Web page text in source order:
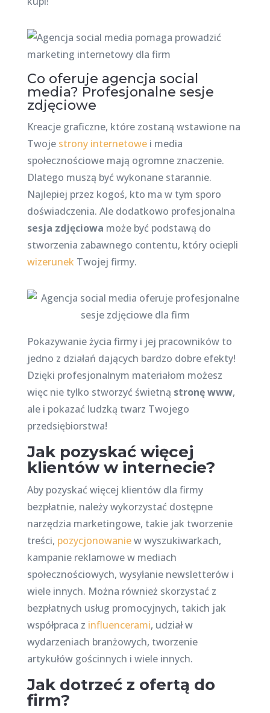
Co oferuje agencja social
media? Profesjonalne sesje
zdjęciowe
Kreacje graficzne, które zostaną wstawione na
Twoje strony internetowei media
społecznościowe mają ogromne znaczenie.
Dlatego muszą być wykonane starannie.
Najlepiej przez kogoś, kto ma w tym sporo
doświadczenia. Ale dodatkowo profesjonalna
sesja zdjęciowa może być podstawą do
stworzenia zabawnego contentu, który ociepli
wizerunekTwojej firmy.
Pokazywanie życia firmy i jej pracowników to
jedno z działań dających bardzo dobre efekty!
Dzięki profesjonalnym materiałom możesz
więc nie tylko stworzyć świetną stronę www,
ale i pokazać ludzką twarz Twojego
przedsiębiorstwa!
Jak pozyskać więcej
klientów w internecie?
Aby pozyskać więcej klientów dla firmy
bezpłatnie, należy wykorzystać dostępne
narzędzia marketingowe, takie jak tworzenie
treści, pozycjonowaniew wyszukiwarkach,
kampanie reklamowe w mediach
społecznościowych, wysyłanie newsletterów i
wiele innych. Można również skorzystać z
bezpłatnych usług promocyjnych, takich jak
współpraca z influencerami, udział w
wydarzeniach branżowych, tworzenie
artykułów gościnnych i wiele innych.
Jak dotrzeć z ofertą do
firm?